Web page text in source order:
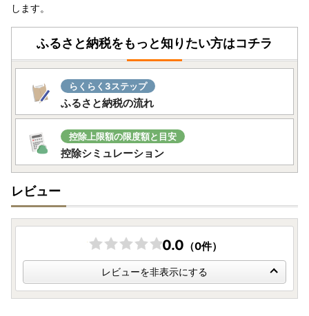
します。
ふるさと納税をもっと知りたい方はコチラ
らくらく3ステップ
ふるさと納税の流れ
控除上限額の限度額と目安
控除シミュレーション
レビュー
0.0 （0件）
レビューを非表示にする